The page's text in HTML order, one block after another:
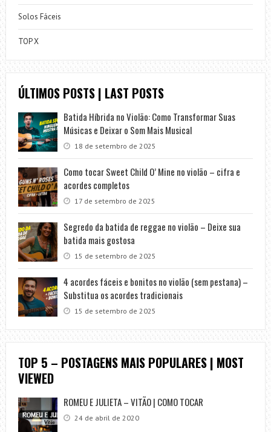
Solos Fáceis
TOP X
ÚLTIMOS POSTS | LAST POSTS
Batida Híbrida no Violão: Como Transformar Suas
Músicas e Deixar o Som Mais Musical
18 de setembro de 2025
Como tocar Sweet Child O’ Mine no violão – cifra e
acordes completos
17 de setembro de 2025
Segredo da batida de reggae no violão – Deixe sua
batida mais gostosa
15 de setembro de 2025
4 acordes fáceis e bonitos no violão (sem pestana) –
Substitua os acordes tradicionais
15 de setembro de 2025
TOP 5 – POSTAGENS MAIS POPULARES | MOST
VIEWED
ROMEU E JULIETA – VITÃO | COMO TOCAR
24 de abril de 2020